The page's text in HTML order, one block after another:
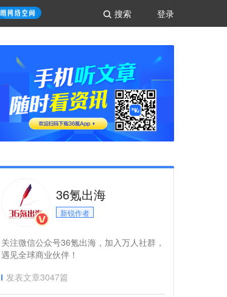
登录
搜索
36氪出海
新锐作者
关注微信公众号36氪出海，加入万人社群，
遇见全球商业伙伴！
发表文章3047篇